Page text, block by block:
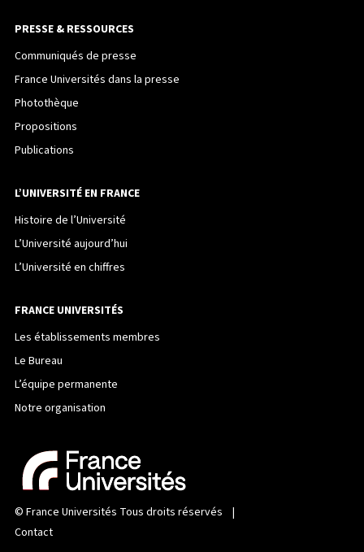
PRESSE & RESSOURCES
Communiqués de presse
France Universités dans la presse
Photothèque
Propositions
Publications
L’UNIVERSITÉ EN FRANCE
Histoire de l’Université
L’Université aujourd’hui
L’Université en chiffres
FRANCE UNIVERSITÉS
Les établissements membres
Le Bureau
L’équipe permanente
Notre organisation
© France Universités Tous droits réservés |
Contact